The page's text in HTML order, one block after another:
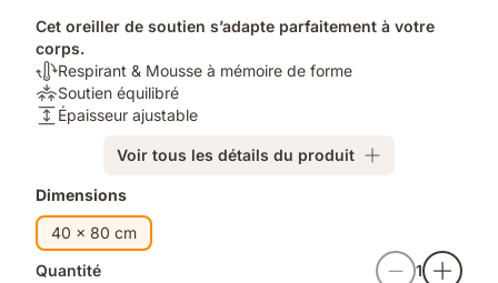
Cet oreiller de soutien s’adapte parfaitement à votre
corps.
Thermorégulation:
Respirant
&
de
forme
Respirant & Mousse à mémoire de forme
Soutien:
Soutien
Soutien équilibré
Hauteur:
Épaisseur ajustable
Voir tous les détails du produit
Produits
supplémentaires
Dimensions
40 x 80 cm
Quantité
1